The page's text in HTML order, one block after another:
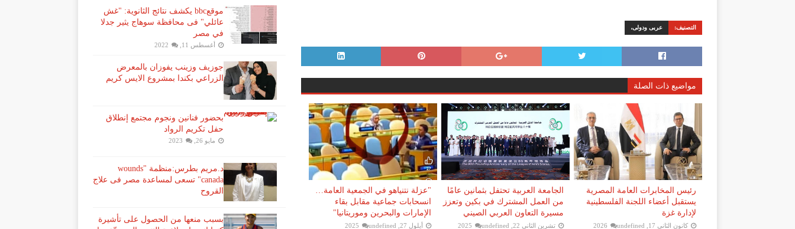
التصنيف: عربى ودولى،
مواضيع ذات الصلة
رئيس المخابرات العامة المصرية
يستقبل أعضاء اللجنة الفلسطينية
لإدارة غزة
كانون الثاني 17, 2026 undefined
الجامعة العربية تحتفل بثمانين عامًا
من العمل المشترك في بكين وتعزز
مسيرة التعاون العربي الصيني
تشرين الثاني 22, 2025 undefined
"عزلة نتنياهو في الجمعية العامة…
انسحابات جماعية مقابل بقاء
الإمارات والبحرين وموريتانيا"
أيلول 27, 2025 undefined
موقعbbc يكشف نتائج الثانوية: "غش
عائلي" فى محافظة سوهاج يثير جدلا
في مصر
أغسطس 11, 2022
جوزيف وزينب يفوزان بالمعرض
الزراعي بكندا بمشروع الايس كريم
بحضور فنانين ونجوم مجتمع إنطلاق
حفل تكريم الرواد
مايو 26, 2023
د.مريم بطرس:منظمة "wounds
canada" تسعى لمساعدة مصر فى علاج
القروح
بسبب منعها من الحصول على تأشيرة